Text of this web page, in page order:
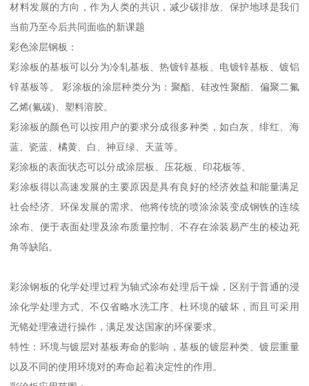
材料发展的方向，作为人类的共识，减少碳排放、保护地球是我们
当前乃至今后共同面临的新课题
彩色涂层钢板：
彩涂板的基板可以分为冷轧基板、热镀锌基板、电镀锌基板、镀铝
锌基板等。 彩涂板的涂层种类分为：聚酯、硅改性聚酯、偏聚二氟
乙烯(氟碳)、塑料溶胶。
彩涂板的颜色可以按用户的要求分成很多种类，如白灰、绯红、海
蓝、瓷蓝、橘黄、白、神豆绿、天蓝等。
彩涂板的表面状态可以分成涂层板、压花板、印花板等。
彩涂板得以高速发展的主要原因是具有良好的经济效益和能量满足
社会经济、环保发展的需求。他将传统的喷涂涂装变成钢铁的连续
涂布、便于表面处理及涂布质量控制、不存在涂装易产生的棱边死
角等缺陷。
彩涂钢板的化学处理过程为轴式涂布处理后干燥，区别于普通的浸
涂化学处理方式、不仅省略水洗工序、杜环境的破坏，而且可采用
无铬处理液进行操作，满足发达国家的环保要求。
特性：环境与镀层对基板寿命的影响，基板的镀层种类、镀层重量
以及不同的使用环境对的寿命起着决定性的作用。